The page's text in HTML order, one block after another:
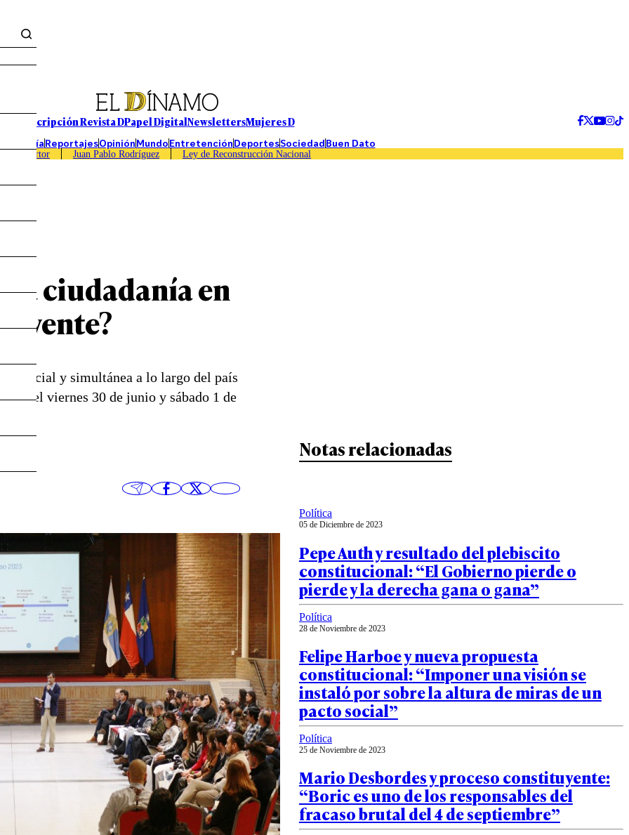
Suscripción Revista DPapel DigitalNewslettersMujeres D
EconomíaReportajesOpiniónMundoEntretenciónDeportesSociedadBuen Dato
Caso Sartor Juan Pablo Rodríguez Ley de Reconstrucción Nacional
ciudadanía en
y simultánea a lo largo del país
el viernes 30 de junio y sábado 1 de
Notas relacionadas
Política
05 de Diciembre de 2023
Pepe Auth y resultado del plebiscito
constitucional: “El Gobierno pierde o
pierde y la derecha gana o gana”
Política
28 de Noviembre de 2023
Felipe Harboe y nueva propuesta
constitucional: “Imponer una visión se
instaló por sobre la altura de miras de un
pacto social”
Política
25 de Noviembre de 2023
Mario Desbordes y proceso constituyente:
“Boric es uno de los responsables del
fracaso brutal del 4 de septiembre”